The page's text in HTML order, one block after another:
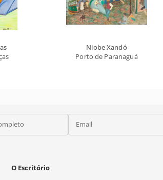
Niobe Xandó
Porto de Paranaguá
Email
O Escritório